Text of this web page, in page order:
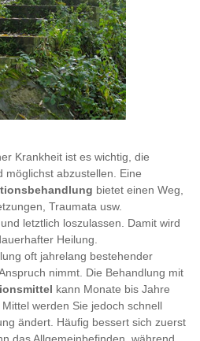
Krankheit ist es wichtig, die
möglichst abzustellen. Eine
bietet einen Weg,
Traumata usw.
letztlich loszulassen. Damit wird
Heilung.
oft jahrelang bestehender
nimmt. Die Behandlung mit
kann Monate bis Jahre
werden Sie jedoch schnell
ändert. Häufig bessert sich zuerst